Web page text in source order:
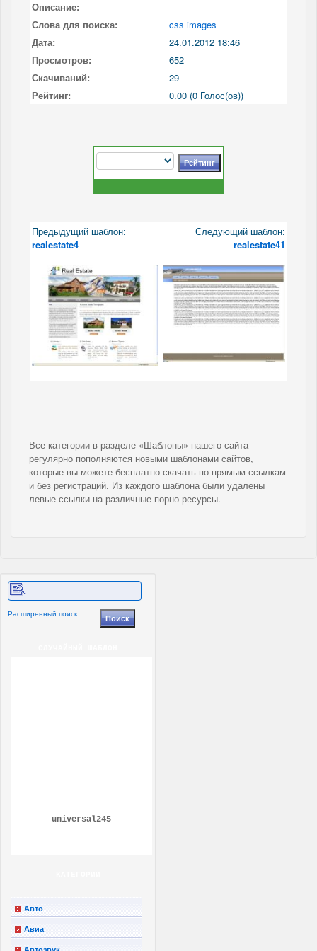
Описание:
Слова для поиска:
css images
Дата:
24.01.2012 18:46
Просмотров:
652
Скачиваний:
29
Рейтинг:
0.00 (0 Голос(ов))
Предыдущий шаблон:
realestate4
Следующий шаблон:
realestate41
Все категории в разделе «Шаблоны» нашего сайта
регулярно пополняются новыми шаблонами сайтов,
которые вы можете бесплатно скачать по прямым ссылкам
и без регистраций. Из каждого шаблона были удалены
левые ссылки на различные порно ресурсы.
Расширенный поиск
universal245
Авто
Авиа